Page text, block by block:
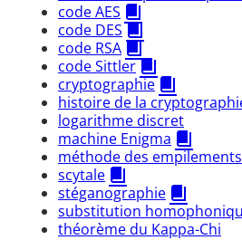
code AES
code DES
code RSA
code Sittler
cryptographie
histoire de la
logarithme discret
machine Enigma
méthode des empilements
scytale
stéganographie
substitution
théorème du Kappa-Chi